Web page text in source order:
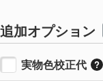
追加オプション
実物色校正代